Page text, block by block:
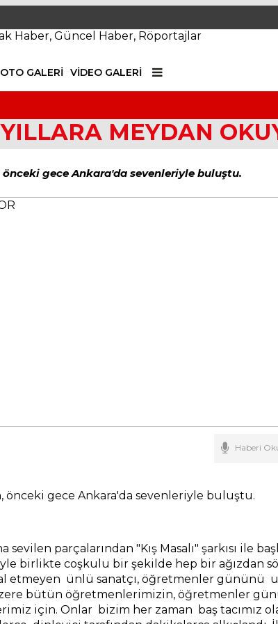
GALERI VIDEO GALERI
MEYDAN
önceki gece Ankara'da sevenleriyle buluştu.
Haberi
önceki gece Ankara'da sevenleriyle buluştu.
parçalarından "Kış Masalı" şarkısı ile
birlikte coşkulu bir şekilde hep bir ağızdan
etmeyen ünlü sanatçı, öğretmenler gününü
bütün öğretmenlerimizin, öğretmenler
için. Onlar bizim her zaman baş tacımız